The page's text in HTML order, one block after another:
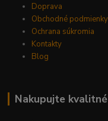
Doprava
Obchodné podmienky
Ochrana súkromia
Kontakty
Blog
Nakupujte